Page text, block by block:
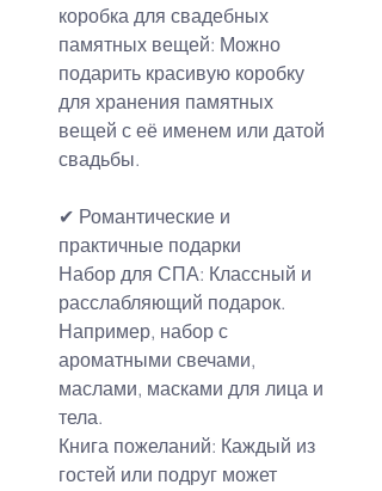
коробка для свадебных
памятных вещей: Можно
подарить красивую коробку
для хранения памятных
вещей с её именем или датой
свадьбы.
✔ Романтические и
практичные подарки
Набор для СПА: Классный и
расслабляющий подарок.
Например, набор с
ароматными свечами,
маслами, масками для лица и
тела.
Книга пожеланий: Каждый из
гостей или подруг может